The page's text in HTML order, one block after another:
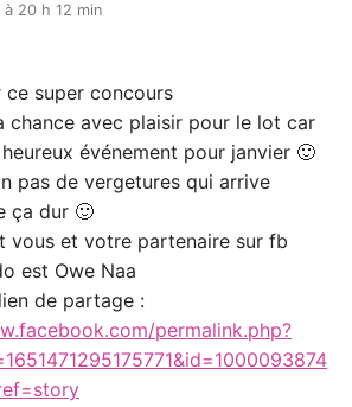
à 20 h 12 min
ce super concours
chance avec plaisir pour le lot car
heureux événement pour janvier 🙂
pas de vergetures qui arrive
ça dur 🙂
vous et votre partenaire sur fb
est Owe Naa
de partage :
permalink.php?